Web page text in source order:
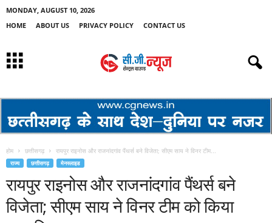
MONDAY, AUGUST 10, 2026
HOME
ABOUT US PRIVACY POLICY CONTACT US
होम छत्तीसगढ़ रायपुर राइनोस और राजनांदगांव पैंथर्स बने विजेता; सीएम साय ने विनर टीम...
राज्य छत्तीसगढ़ मेनस्लाइड
रायपुर राइनोस और राजनांदगांव पैंथर्स बने
विजेता; सीएम साय ने विनर टीम को किया